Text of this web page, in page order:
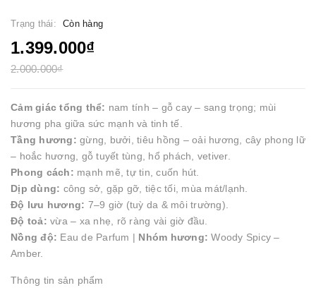
Trạng thái: Còn hàng
1.399.000₫
2.000.000₫
Cảm giác tổng thể: nam tính – gỗ cay – sang trọng; mùi
hương pha giữa sức mạnh và tinh tế.
Tầng hương: gừng, bưởi, tiêu hồng – oải hương, cây phong lữ
– hoắc hương, gỗ tuyết tùng, hổ phách, vetiver.
Phong cách: mạnh mẽ, tự tin, cuốn hút.
Dịp dùng: công sở, gặp gỡ, tiệc tối, mùa mát/lạnh.
Độ lưu hương: 7–9 giờ (tuỳ da & môi trường).
Độ toả: vừa – xa nhẹ, rõ ràng vài giờ đầu.
Nồng độ: Eau de Parfum | Nhóm hương: Woody Spicy –
Amber.
Thông tin sản phẩm